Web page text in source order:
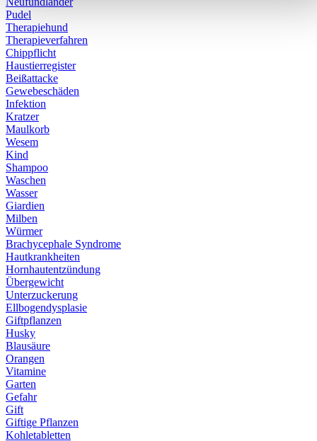
Pudel
Therapiehund
Therapieverfahren
Chippflicht
Haustierregister
Beißattacke
Gewebeschäden
Infektion
Kratzer
Maulkorb
Wesem
Kind
Shampoo
Waschen
Wasser
Giardien
Milben
Würmer
Brachycephale Syndrome
Hautkrankheiten
Hornhautentzündung
Übergewicht
Unterzuckerung
Ellbogendysplasie
Giftpflanzen
Husky
Blausäure
Orangen
Vitamine
Garten
Gefahr
Gift
Giftige Pflanzen
Kohletabletten